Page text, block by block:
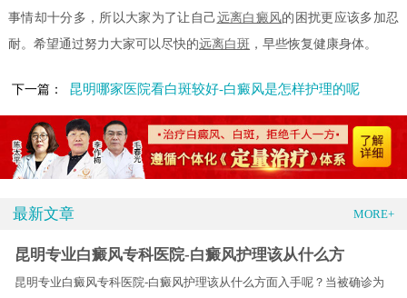
事情却十分多，所以大家为了让自己 远离白癜风的困扰更应该多加忍
耐。希望通过努力大家可以尽快的远离白斑 ，早些恢复健康身体。
下一篇： 昆明哪家医院看白斑较好-白癜风是怎样护理的呢
最新文章 MORE+
昆明专业白癜风专科医院-白癜风护理该从什么方
昆明专业白癜风专科医院-白癜风护理该从什么方面入手呢？当被确诊为